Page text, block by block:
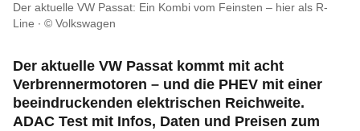
Der aktuelle VW Passat: Ein Kombi vom Feinsten – hier als R-
Line
© Volkswagen
Der aktuelle VW Passat kommt mit acht
Verbrennermotoren – und die PHEV mit einer
beeindruckenden elektrischen Reichweite.
ADAC Test mit Infos, Daten und Preisen zum